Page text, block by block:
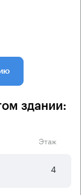
здании:
Этаж
4